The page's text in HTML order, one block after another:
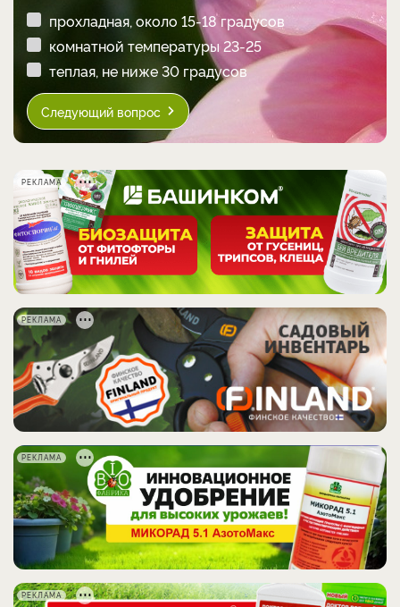
прохладная, около 15-18 градусов
комнатной температуры 23-25
теплая, не ниже 30 градусов
Следующий вопрос
РЕКЛАМА
РЕКЛАМА
РЕКЛАМА
РЕКЛАМА